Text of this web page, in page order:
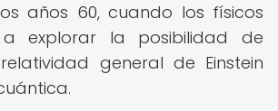
años 60, cuando los físicos
a explorar la posibilidad de
general de Einstein